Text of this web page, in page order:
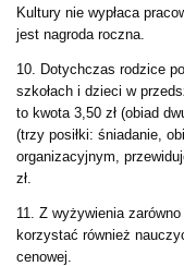
Kultury nie wypłaca
jest nagroda roczna.
10. Dotychczas rodzice
szkołach i dzieci w
to kwota 3,50 zł (obiad
(trzy posiłki: śniadanie,
organizacyjnym,
zł.
11. Z wyżywienia
korzystać również
cenowej.